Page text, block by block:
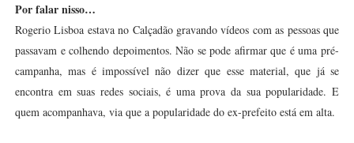
Por falar nisso…
Rogerio Lisboa estava no Calçadão gravando vídeos com as pessoas que
passavam e colhendo depoimentos. Não se pode afirmar que é uma pré-
campanha, mas é impossível não dizer que esse material, que já se
encontra em suas redes sociais, é uma prova da sua popularidade. E
quem acompanhava, via que a popularidade do ex-prefeito está em alta.